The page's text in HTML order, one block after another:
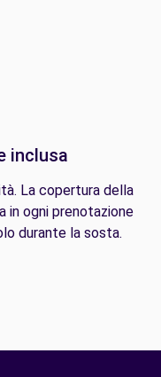
inclusa
La copertura della
in ogni prenotazione
durante la sosta.